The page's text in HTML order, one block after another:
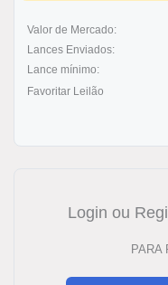
Valor de Mercado:
Lances Enviados:
Lance mínimo:
Favoritar Leilão
Login ou
PARA